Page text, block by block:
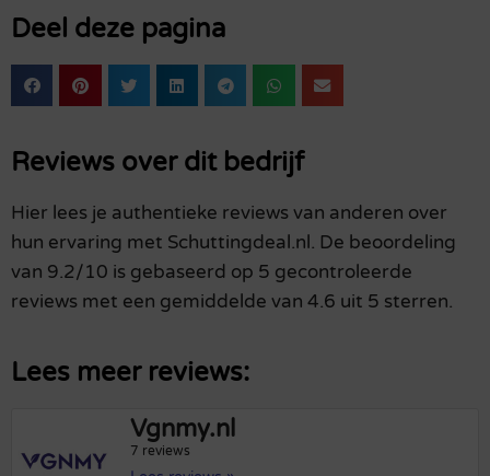
Deel deze pagina
Reviews over dit bedrijf
Hier lees je authentieke reviews van anderen over
hun ervaring met Schuttingdeal.nl. De beoordeling
van 9.2/10 is gebaseerd op 5 gecontroleerde
reviews met een gemiddelde van 4.6 uit 5 sterren.
Lees meer reviews:
Vgnmy.nl
7 reviews